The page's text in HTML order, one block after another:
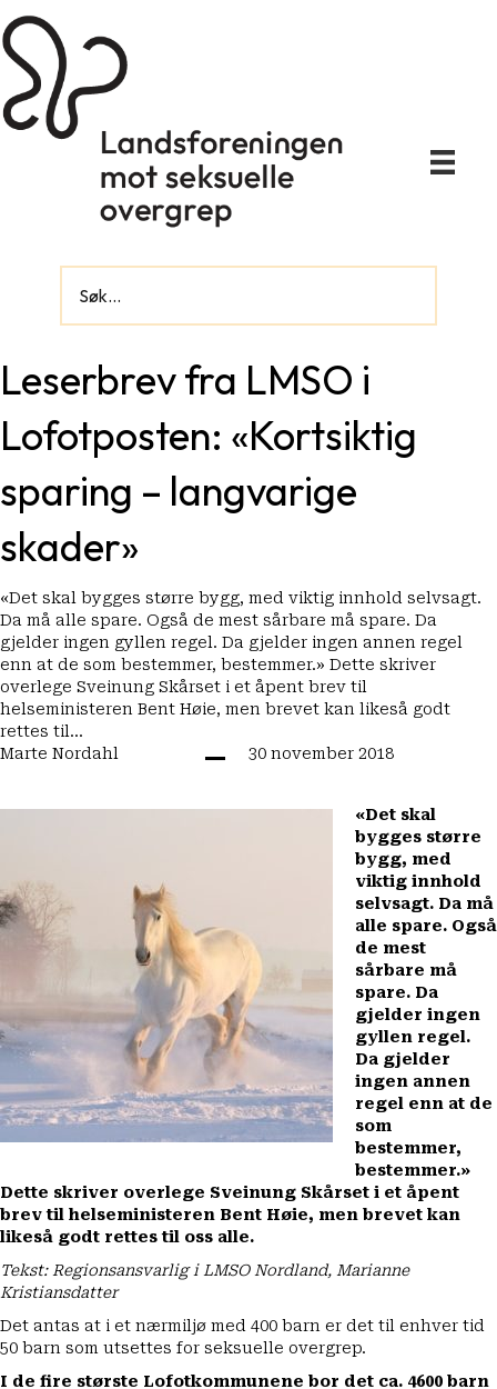
Leserbrev fra LMSO i
Lofotposten: «Kortsiktig
sparing – langvarige
skader»
«Det skal bygges større bygg, med viktig innhold selvsagt.
Da må alle spare. Også de mest sårbare må spare. Da
gjelder ingen gyllen regel. Da gjelder ingen annen regel
enn at de som bestemmer, bestemmer.» Dette skriver
overlege Sveinung Skårset i et åpent brev til
helseministeren Bent Høie, men brevet kan likeså godt
rettes til…
Marte Nordahl
30 november 2018
«Det skal
bygges større
bygg, med
viktig innhold
selvsagt. Da må
alle spare. Også
de mest
sårbare må
spare. Da
gjelder ingen
gyllen regel.
Da gjelder
ingen annen
regel enn at de
som
bestemmer,
bestemmer.»
Dette skriver overlege Sveinung Skårset i et åpent
brev til helseministeren Bent Høie, men brevet kan
likeså godt rettes til oss alle.
Tekst: Regionsansvarlig i LMSO Nordland, Marianne
Kristiansdatter
Det antas at i et nærmiljø med 400 barn er det til enhver tid
50 barn som utsettes for seksuelle overgrep.
I de fire største Lofotkommunene bor det ca. 4600 barn